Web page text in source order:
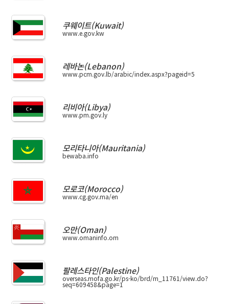
쿠웨이트(Kuwait)
www.e.gov.kw
레바논(Lebanon)
www.pcm.gov.lb/arabic/index.aspx?pageid=5
리비아(Libya)
www.pm.gov.ly
모리타니아(Mauritania)
bewaba.info
모로코(Morocco)
www.cg.gov.ma/en
오만(Oman)
www.omaninfo.om
팔레스타인(Palestine)
overseas.mofa.go.kr/ps-ko/brd/m_11761/view.do?
seq=609458&page=1